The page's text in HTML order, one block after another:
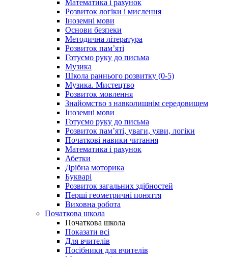
Математика і рахунок
Розвиток логіки і мислення
Іноземні мови
Основи безпеки
Методична література
Розвиток пам’яті
Готуємо руку до письма
Музика
Школа раннього розвитку (0-5)
Музика. Мистецтво
Розвиток мовлення
Знайомство з навколишнім середовищем
Іноземні мови
Готуємо руку до письма
Розвиток пам’яті, уваги, уяви, логіки
Початкові навики читання
Математика і рахунок
Абетки
Дрібна моторика
Букварі
Розвиток загальних здібностей
Перші геометричні поняття
Виховна робота
Початкова школа
Початкова школа
Показати всі
Для вчителів
Посібники для вчителів